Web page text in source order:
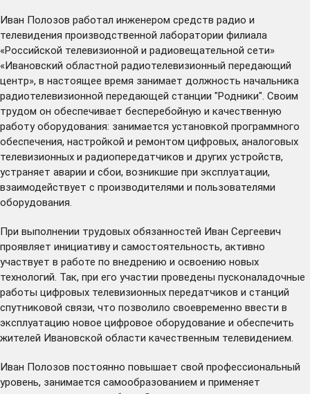
Иван Полозов работал инженером средств радио и
телевидения производственной лаборатории филиала
«Российской телевизионной и радиовещательной сети»
«Ивановский областной радиотелевизионный передающий
центр», в настоящее время занимает должность начальника
радиотелевизионной передающей станции "Родники". Своим
трудом он обеспечивает бесперебойную и качественную
работу оборудования: занимается установкой программного
обеспечения, настройкой и ремонтом цифровых, аналоговых
телевизионных и радиопередатчиков и других устройств,
устраняет аварии и сбои, возникшие при эксплуатации,
взаимодействует с производителями и пользователями
оборудования.
При выполнении трудовых обязанностей Иван Сергеевич
проявляет инициативу и самостоятельность, активно
участвует в работе по внедрению и освоению новых
технологий. Так, при его участии проведены пусконаладочные
работы цифровых телевизионных передатчиков и станций
спутниковой связи, что позволило своевременно ввести в
эксплуатацию новое цифровое оборудование и обеспечить
жителей Ивановской области качественным телевидением.
Иван Полозов постоянно повышает свой профессиональный
уровень, занимается самообразованием и применяет